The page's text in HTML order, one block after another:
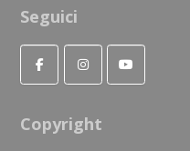
Seguici
Copyright